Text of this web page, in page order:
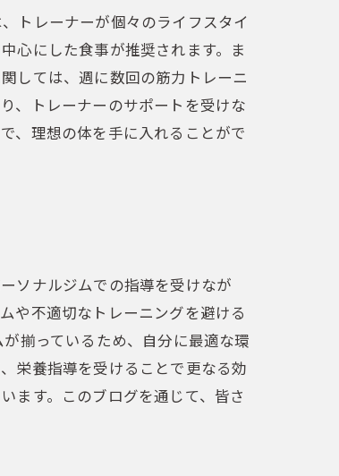
トレーナーが個々のライフスタイ
心にした食事が推奨されます。ま
しては、週に数回の筋力トレーニ
、トレーナーのサポートを受けな
、理想の体を手に入れることがで
ソナルジムでの指導を受けなが
や不適切なトレーニングを避ける
揃っているため、自分に最適な環
栄養指導を受けることで更なる効
ます。このブログを通じて、皆さ